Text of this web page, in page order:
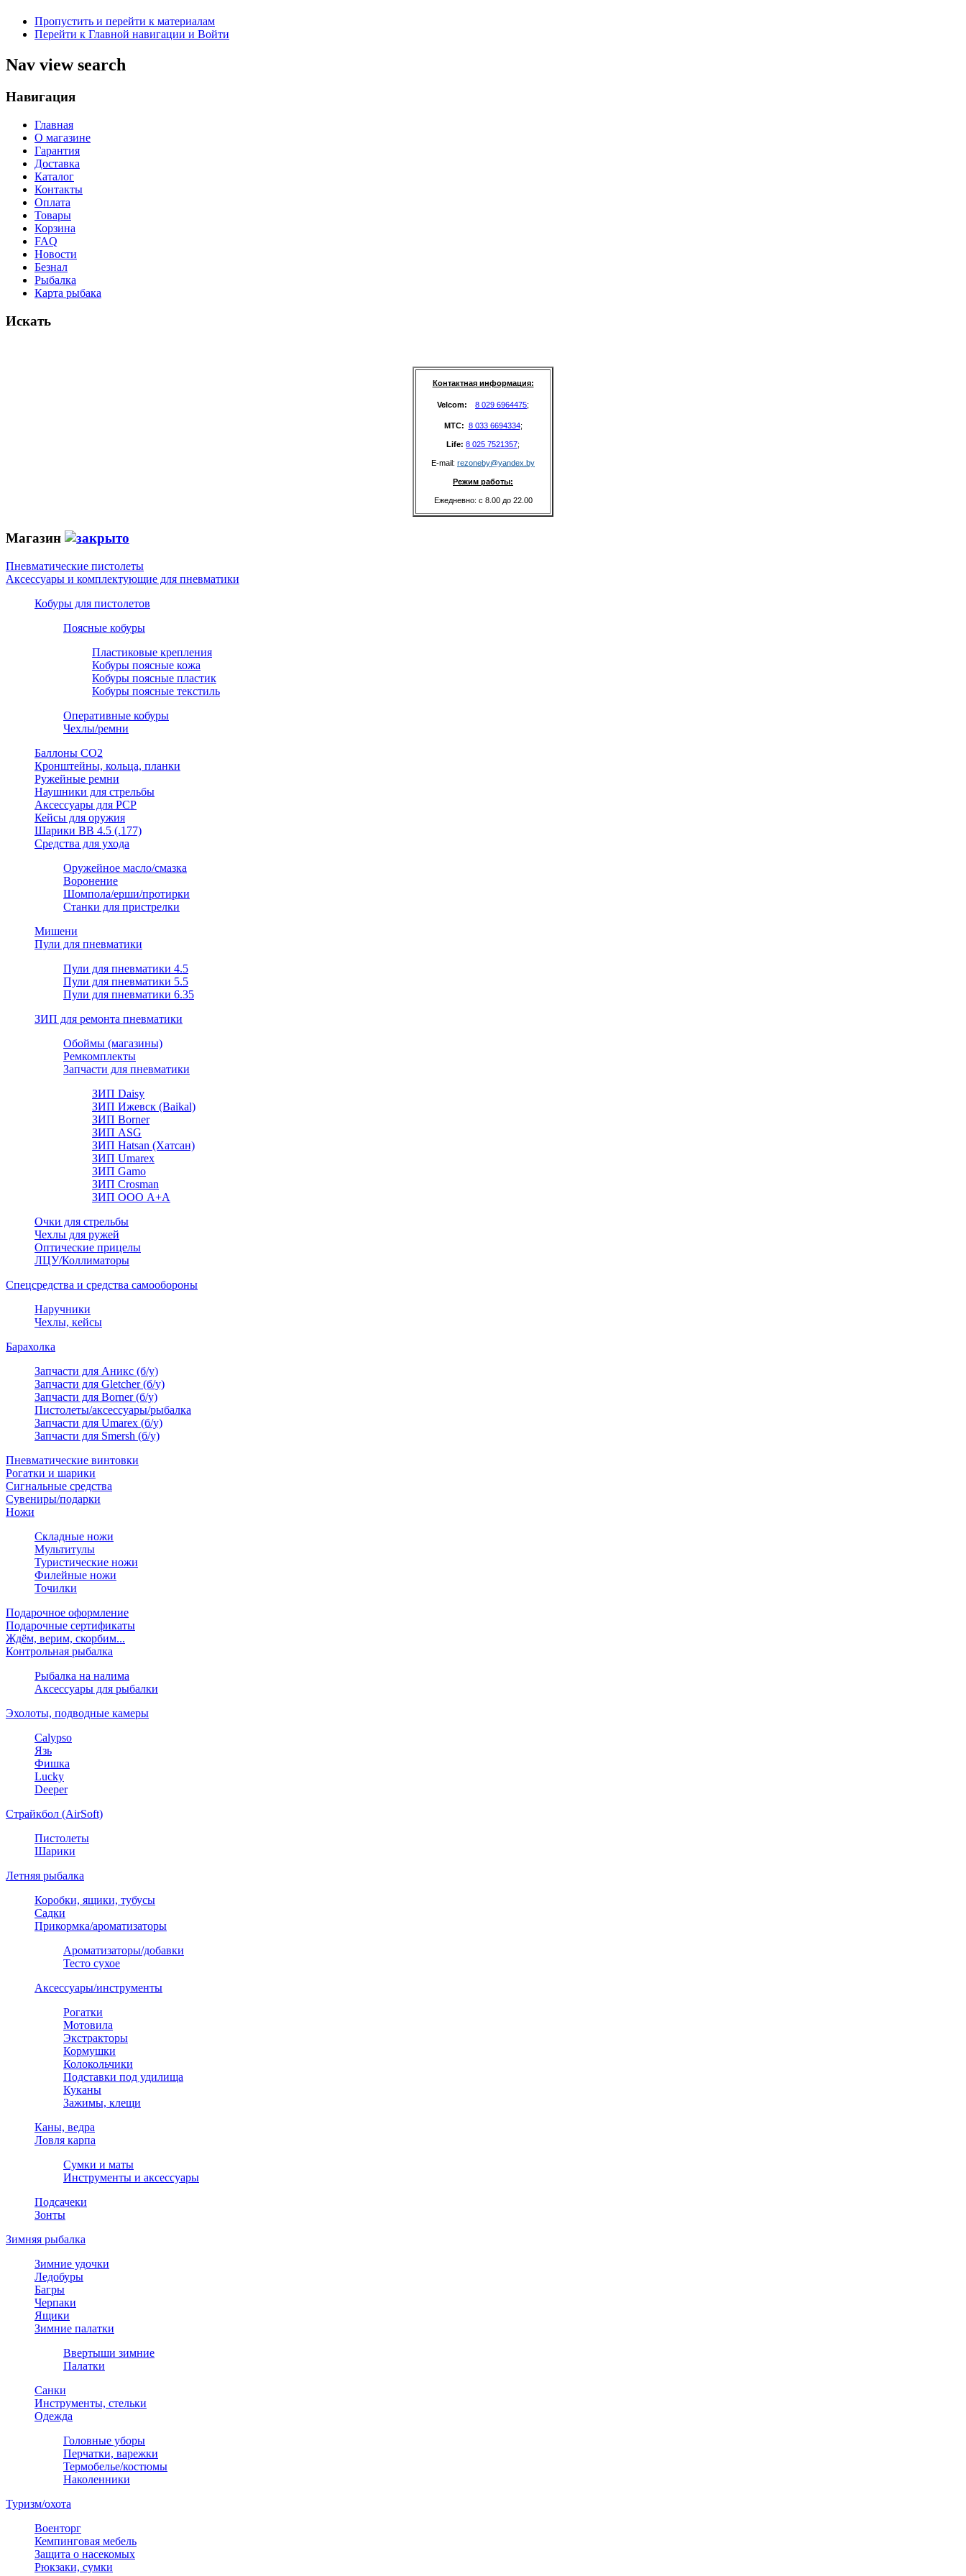
Пропустить и перейти к материалам
Перейти к Главной навигации и Войти
Nav view search
Навигация
Главная
О магазине
Гарантия
Доставка
Каталог
Контакты
Оплата
Товары
Корзина
FAQ
Новости
Безнал
Рыбалка
Карта рыбака
Искать
Контактная информация:
Velcom: 8 029 6964475;
MTC: 8 033 6694334;
Life: 8 025 7521357;
E-mail: rezoneby@yandex.by
Режим работы:
Ежедневно: с 8.00 до 22.00
Магазин
Пневматические пистолеты
Аксессуары и комплектующие для пневматики
Кобуры для пистолетов
Поясные кобуры
Пластиковые крепления
Кобуры поясные кожа
Кобуры поясные пластик
Кобуры поясные текстиль
Оперативные кобуры
Чехлы/ремни
Баллоны СО2
Кронштейны, кольца, планки
Ружейные ремни
Наушники для стрельбы
Аксессуары для PCP
Кейсы для оружия
Шарики ВВ 4.5 (.177)
Средства для ухода
Оружейное масло/смазка
Воронение
Шомпола/ерши/протирки
Станки для пристрелки
Мишени
Пули для пневматики
Пули для пневматики 4.5
Пули для пневматики 5.5
Пули для пневматики 6.35
ЗИП для ремонта пневматики
Обоймы (магазины)
Ремкомплекты
Запчасти для пневматики
ЗИП Daisy
ЗИП Ижевск (Baikal)
ЗИП Borner
ЗИП ASG
ЗИП Hatsan (Хатсан)
ЗИП Umarex
ЗИП Gamo
ЗИП Crosman
ЗИП ООО А+А
Очки для стрельбы
Чехлы для ружей
Оптические прицелы
ЛЦУ/Коллиматоры
Спецсредства и средства самообороны
Наручники
Чехлы, кейсы
Барахолка
Запчасти для Аникс (б/у)
Запчасти для Gletcher (б/у)
Запчасти для Borner (б/у)
Пистолеты/аксессуары/рыбалка
Запчасти для Umarex (б/у)
Запчасти для Smersh (б/у)
Пневматические винтовки
Рогатки и шарики
Сигнальные средства
Сувениры/подарки
Ножи
Складные ножи
Мультитулы
Туристические ножи
Филейные ножи
Точилки
Подарочное оформление
Подарочные сертификаты
Ждём, верим, скорбим...
Контрольная рыбалка
Рыбалка на налима
Аксессуары для рыбалки
Эхолоты, подводные камеры
Calypso
Язь
Фишка
Lucky
Deeper
Страйкбол (AirSoft)
Пистолеты
Шарики
Летняя рыбалка
Коробки, ящики, тубусы
Садки
Прикормка/ароматизаторы
Ароматизаторы/добавки
Тесто сухое
Аксессуары/инструменты
Рогатки
Мотовила
Экстракторы
Кормушки
Колокольчики
Подставки под удилища
Куканы
Зажимы, клещи
Каны, ведра
Ловля карпа
Сумки и маты
Инструменты и аксессуары
Подсачеки
Зонты
Зимняя рыбалка
Зимние удочки
Ледобуры
Багры
Черпаки
Ящики
Зимние палатки
Ввертыши зимние
Палатки
Санки
Инструменты, стельки
Одежда
Головные уборы
Перчатки, варежки
Термобелье/костюмы
Наколенники
Туризм/охота
Военторг
Кемпинговая мебель
Защита о насекомых
Рюкзаки, сумки